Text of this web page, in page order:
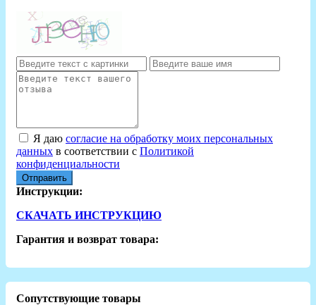
Я даю согласие на обработку моих персональных
данных в соответствии с Политикой
конфиденциальности
Отправить
Инструкции:
СКАЧАТЬ ИНСТРУКЦИЮ
Гарантия и возврат товара:
Сопутствующие товары